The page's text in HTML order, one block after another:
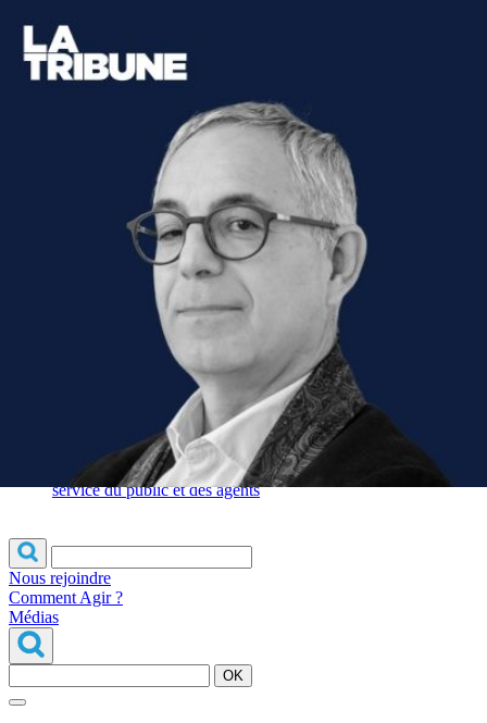
S'inscrire à
la
newsletter
Découvrir
l'UNSA
Le dialogue social engagé pour une Intelligence Artificielle au
service du public et des agents
Nous rejoindre
Comment Agir ?
Médias
OK